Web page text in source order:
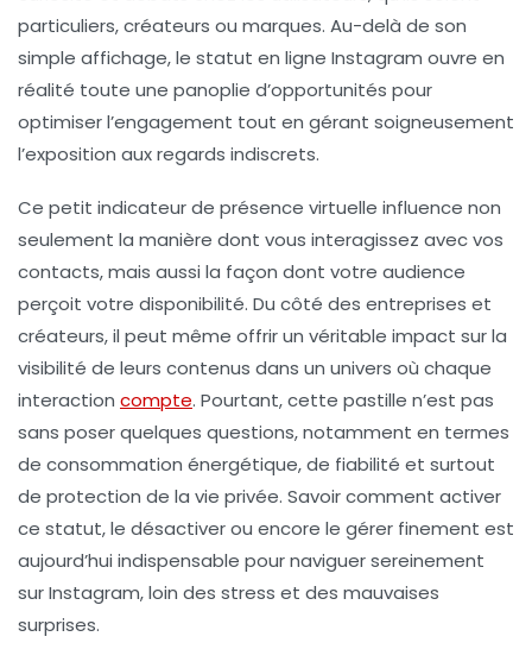
particuliers, créateurs ou marques. Au-delà de son
simple affichage, le statut en ligne Instagram ouvre en
réalité toute une panoplie d’opportunités pour
optimiser l’engagement tout en gérant soigneusement
l’exposition aux regards indiscrets.
Ce petit indicateur de présence virtuelle influence non
seulement la manière dont vous interagissez avec vos
contacts, mais aussi la façon dont votre audience
perçoit votre disponibilité. Du côté des entreprises et
créateurs, il peut même offrir un véritable impact sur la
visibilité de leurs contenus dans un univers où chaque
interaction compte. Pourtant, cette pastille n’est pas
sans poser quelques questions, notamment en termes
de consommation énergétique, de fiabilité et surtout
de protection de la vie privée. Savoir comment activer
ce statut, le désactiver ou encore le gérer finement est
aujourd’hui indispensable pour naviguer sereinement
sur Instagram, loin des stress et des mauvaises
surprises.